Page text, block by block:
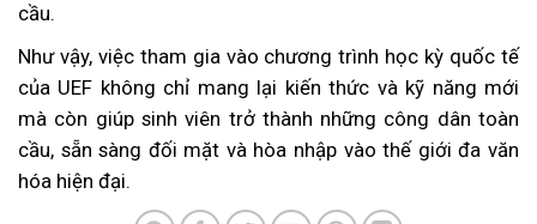
cầu.
Như vậy, việc tham gia vào chương trình học kỳ quốc tế
của UEF không chỉ mang lại kiến thức và kỹ năng mới
mà còn giúp sinh viên trở thành những công dân toàn
cầu, sẵn sàng đối mặt và hòa nhập vào thế giới đa văn
hóa hiện đại.